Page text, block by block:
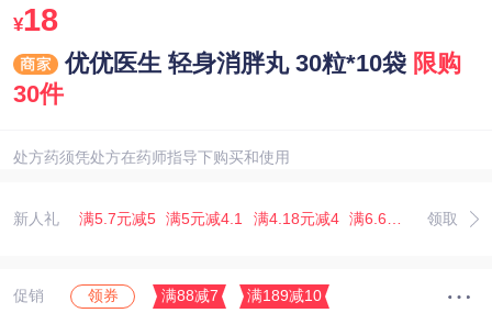
¥18
优优医生 轻身消胖丸 30粒*10袋 限购
30件
处方药须凭处方在药师指导下购买和使用
新人礼 领取
满5.7元减5 满5元减4.1 满4.18元减4 满6.67元减5.07 满
促销 领券 满88减7 满189减10